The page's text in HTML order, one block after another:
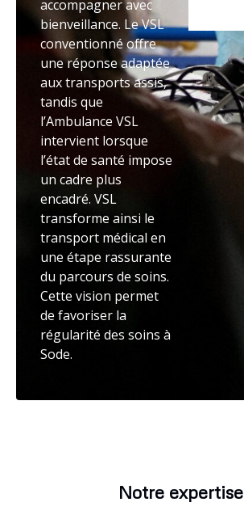
accompagner avec
bienveillance. Le VSL
conventionné offre
une réponse adaptée
aux transports assis,
tandis que
l’Ambulance VSL
intervient lorsque
l’état de santé impose
un cadre plus
encadré. VSL
transforme ainsi le
transport médical en
une étape rassurante
du parcours de soins.
Cette vision permet
de favoriser la
régularité des soins à
Sode.
Notre expertise